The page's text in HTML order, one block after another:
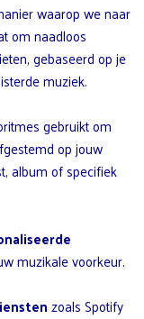
waarop we naar
om naadloos
gebaseerd op je
muziek.
gebruikt om
op jouw
album of specifiek
muzikale voorkeur.
zoals Spotify